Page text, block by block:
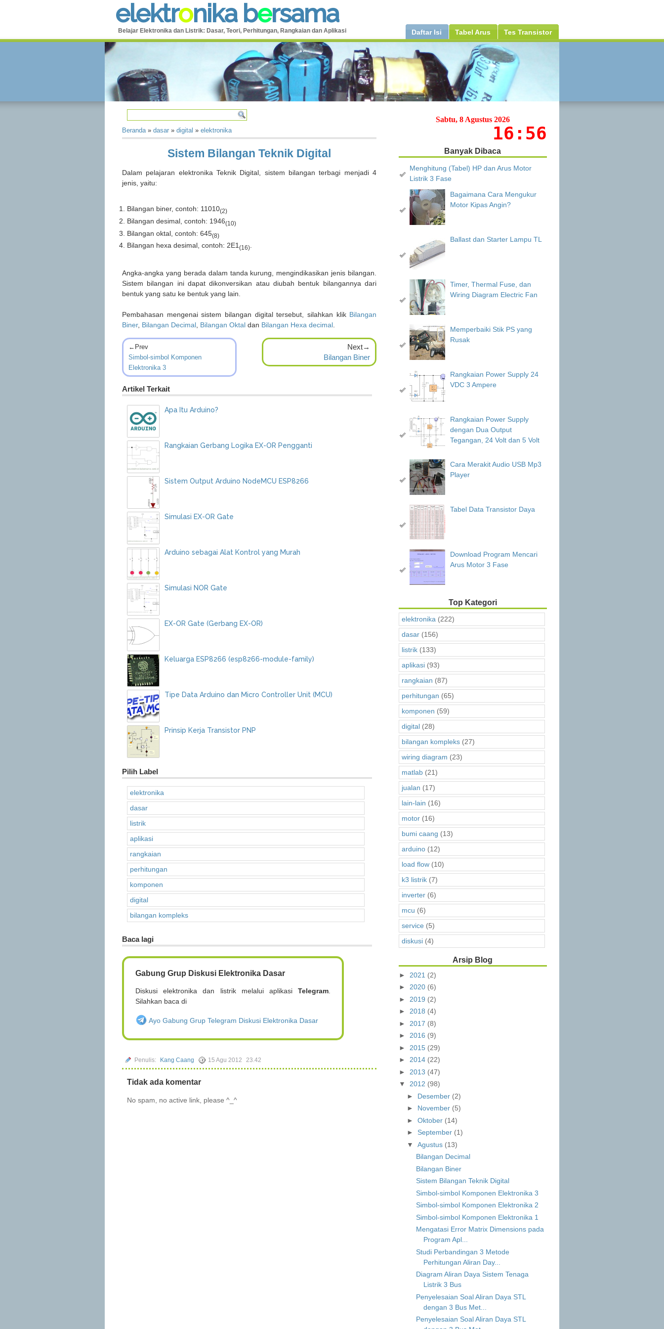
elektronika bersama
Belajar Elektronika dan Listrik: Dasar, Teori, Perhitungan, Rangkaian dan Aplikasi Daftar Isi Tabel Arus Tes Transistor
Beranda» dasar » digital » elektronika
Sistem Bilangan Teknik Digital
Dalam pelajaran elektronika Teknik Digital, sistem bilangan terbagi menjadi 4
jenis, yaitu:
Bilangan biner, contoh: 11010(2)
Bilangan desimal, contoh: 1946(10)
Bilangan oktal, contoh: 645(8)
Bilangan hexa desimal, contoh: 2E1(16).
Angka-angka yang berada dalam tanda kurung, mengindikasikan jenis bilangan.
Sistem bilangan ini dapat dikonversikan atau diubah bentuk bilangannya dari
bentuk yang satu ke bentuk yang lain.
Pembahasan mengenai sistem bilangan digital tersebut, silahkan klik Bilangan
Biner, Bilangan Decimal Bilangan Oktal dan Bilangan Hexa decimal
Next→
Bilangan Biner
←Prev
Simbol-simbol Komponen
Elektronika 3
Artikel Terkait
Apa Itu Arduino?
Rangkaian Gerbang Logika EX-OR Pengganti
Sistem Output Arduino NodeMCU ESP8266
Simulasi EX-OR Gate
Arduino sebagai Alat Kontrol yang Murah
Simulasi NOR Gate
EX-OR Gate (Gerbang EX-OR)
Keluarga ESP8266 (esp8266-module-family)
Tipe Data Arduino dan Micro Controller Unit (MCU)
Prinsip Kerja Transistor PNP
Pilih Label
elektronika
dasar
listrik
aplikasi
rangkaian
perhitungan
komponen
digital
bilangan kompleks
Baca lagi
Gabung Grup Diskusi Elektronika Dasar
Diskusi elektronika dan listrik melalui aplikasi Telegram
Silahkan baca di
Ayo Gabung Grup Telegram Diskusi Elektronika Dasar
Penulis: Kang Caang 15 Agu 2012 23.42
Tidak ada komentar
No spam, no active link, please ^_^
Sabtu, 8 Agustus 2026
16:56
Banyak Dibaca
Menghitung (Tabel) HP dan Arus Motor
Listrik 3 Fase
Bagaimana Cara Mengukur
Motor Kipas Angin?
Ballast dan Starter Lampu TL
Timer, Thermal Fuse, dan
Wiring Diagram Electric Fan
Memperbaiki Stik PS yang
Rusak
Rangkaian Power Supply 24
VDC 3 Ampere
Rangkaian Power Supply
dengan Dua Output
Tegangan, 24 Volt dan 5 Volt
Cara Merakit Audio USB Mp3
Player
Tabel Data Transistor Daya
Download Program Mencari
Arus Motor 3 Fase
Top Kategori
elektronika (222)
dasar(156)
listrik(133)
aplikasi(93)
rangkaian (87)
perhitungan (65)
komponen (59)
digital(28)
bilangan kompleks(27)
wiring diagram (23)
matlab(21)
jualan (17)
lain-lain (16)
motor(16)
bumi caang (13)
arduino(12)
load flow(10)
k3 listrik(7)
inverter(6)
mcu (6)
service (5)
diskusi(4)
Arsip Blog
► 2021 (2)
► 2020 (6)
► 2019 (2)
► 2018 (4)
► 2017 (8)
► 2016 (9)
► 2015 (29)
► 2014 (22)
► 2013 (47)
▼ 2012 (98)
► Desember (2)
► November (5)
►Oktober (14)
► September (1)
▼Agustus (13)
Bilangan Decimal
Bilangan Biner
Sistem Bilangan Teknik Digital
Simbol-simbol Komponen Elektronika 3
Simbol-simbol Komponen Elektronika 2
Simbol-simbol Komponen Elektronika 1
Mengatasi Error Matrix Dimensions pada
Program Apl...
Studi Perbandingan 3 Metode
Perhitungan Aliran Day...
Diagram Aliran Daya Sistem Tenaga
Listrik 3 Bus
Penyelesaian Soal Aliran Daya STL
dengan 3 Bus Met...
Penyelesaian Soal Aliran Daya STL